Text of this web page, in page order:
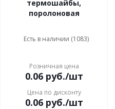
термошайбы,
поролоновая
Есть в наличии (1083)
Розничная цена
0.06руб./шт
Цена по дисконту
0.06руб./шт